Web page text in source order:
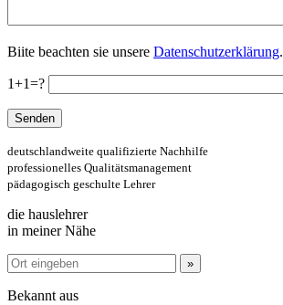
Biite beachten sie unsere Datenschutzerklärung.
1+1=?
deutschlandweite qualifizierte Nachhilfe
professionelles Qualitätsmanagement
pädagogisch geschulte Lehrer
die hauslehrer
in meiner Nähe
Bekannt aus